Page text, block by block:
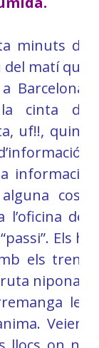
minuts de
matí que
cinta de
uf!!, quina
i
informació
cosa
del
Els hi
els trens
nipona i
les
Veiem